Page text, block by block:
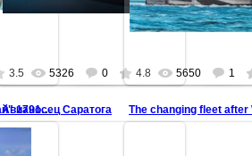
3.5 5326 0 4.8 5650 1
фрегат "Святой Николай" 1791 год бой с турками ...
Авианосец Саратога